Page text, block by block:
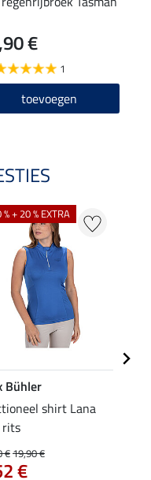
€
1
toevoegen
+ 20 % EXTRA
Bühler
shirt Lana
rits
€19,90 €
€